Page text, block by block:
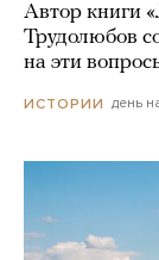
Автор книги
Трудолюбов
на эти
ИСТОРИИ день